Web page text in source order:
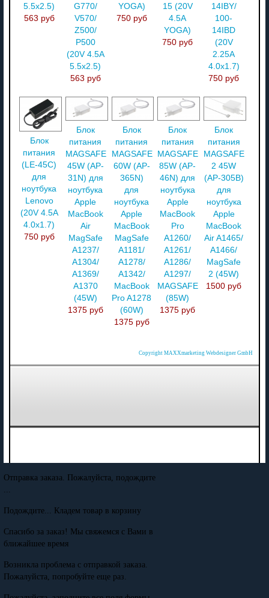
5.5x2.5)
563 руб
G770/
V570/
Z500/
P500
(20V 4.5A
5.5x2.5)
563 руб
YOGA)
750 руб
15 (20V
4.5A
YOGA)
750 руб
14IBY/
100-
14IBD
(20V
2.25A
4.0x1.7)
750 руб
Блок
питания
(LE-45C)
для
ноутбука
Lenovo
(20V 4.5A
4.0x1.7)
750 руб
Блок
питания
MAGSAFE
45W (AP-
31N) для
ноутбука
Apple
MacBook
Air
MagSafe
A1237/
A1304/
A1369/
A1370
(45W)
1375 руб
Блок
питания
MAGSAFE
60W (AP-
365N)
для
ноутбука
Apple
MacBook
MagSafe
A1181/
A1278/
A1342/
MacBook
Pro A1278
(60W)
1375 руб
Блок
питания
MAGSAFE
85W (AP-
46N) для
ноутбука
Apple
MacBook
Pro
A1260/
A1261/
A1286/
A1297/
MAGSAFE
(85W)
1375 руб
Блок
питания
MAGSAFE
2 45W
(AP-305B)
для
ноутбука
Apple
MacBook
Air A1465/
A1466/
MagSafe
2 (45W)
1500 руб
Copyright MAXXmarketing Webdesigner GmbH
Отправка заказа. Пожалуйста, подождите
...
Подождите... Кладем товар в корзину
Спасибо за заказ! Мы свяжемся с Вами в
ближайшее время
Возникла проблема с отправкой заказа.
Пожалуйста, попробуйте еще раз.